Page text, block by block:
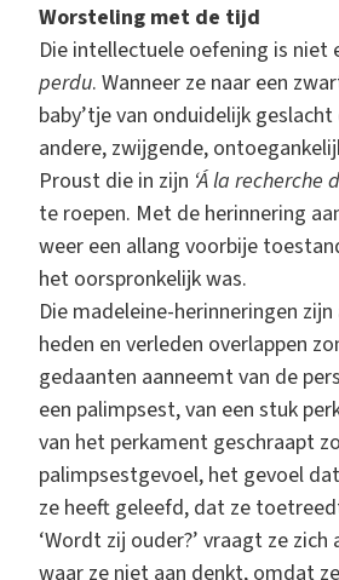
Worsteling met de tijd
Die intellectuele oefening is
perdu. Wanneer ze naar een
baby’tje van onduidelijk
andere, zwijgende,
Proust die in zijn ‘Á la recherche
te roepen. Met de herinnering
weer een allang voorbije
het oorspronkelijk was.
Die madeleine-herinneringen
heden en verleden overlappen
gedaanten aanneemt van de
een palimpsest, van een stuk
van het perkament geschraapt
palimpsestgevoel, het gevoel
ze heeft geleefd, dat ze
‘Wordt zij ouder?’ vraagt ze
waar ze niet aan denkt, omdat